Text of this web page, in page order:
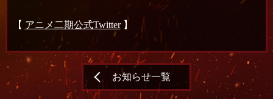
【 アニメ二期公式Twitter】
お知らせ一覧